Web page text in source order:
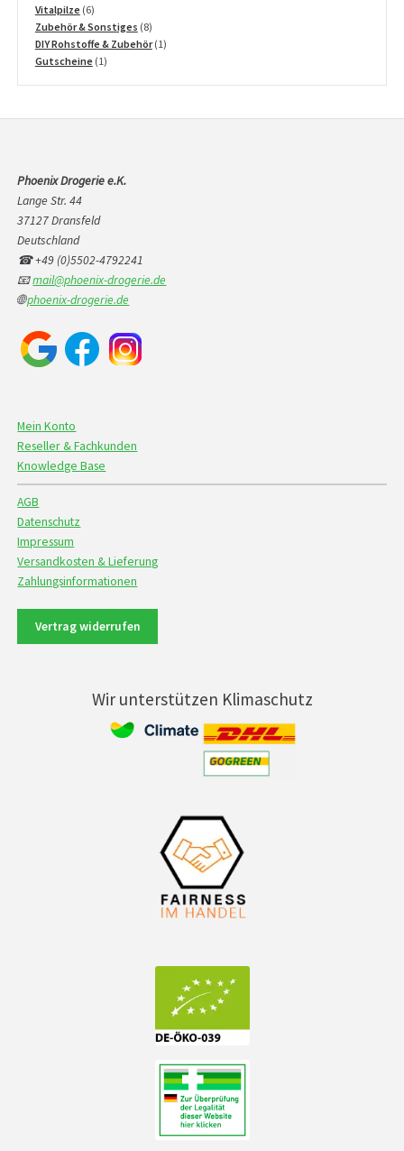
Vitalpilze 66
Produkte
Zubehör & Sonstiges 88
Produkte
DIY Rohstoffe & Zubehör 11
Gutscheine 11
Phoenix Drogerie e.K.
Lange Str. 44
37127 Dransfeld
Deutschland
☎ +49 (0)5502-4792241
📧mail@phoenix-drogerie.de
🌐phoenix-drogerie.de
Mein Konto
Reseller & Fachkunden
Knowledge Base
AGB
Datenschutz
Impressum
Versandkosten & Lieferung
Zahlungsinformationen
Vertrag widerrufen
Wir unterstützen Klimaschutz